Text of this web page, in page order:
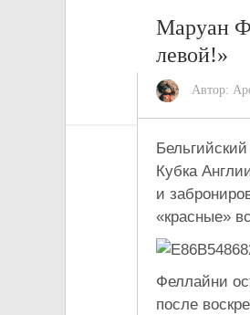
Маруан
левой!»
Автор:
Кубка
и
«красные»
Феллайни
после